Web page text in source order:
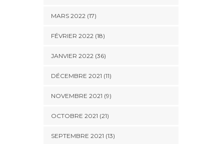
MARS 2022 (17)
FÉVRIER 2022 (18)
JANVIER 2022 (36)
DÉCEMBRE 2021 (11)
NOVEMBRE 2021 (9)
OCTOBRE 2021 (21)
SEPTEMBRE 2021 (13)